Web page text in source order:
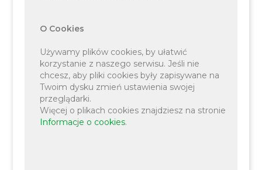
O Cookies
Używamy plików cookies, by ułatwić
korzystanie z naszego serwisu. Jeśli nie
chcesz, aby pliki cookies były zapisywane na
Twoim dysku zmień ustawienia swojej
przeglądarki.
Więcej o plikach cookies znajdziesz na stronie
Informacje o cookies.